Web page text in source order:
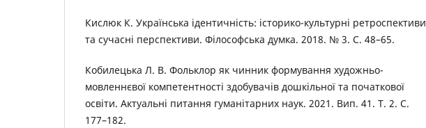
Кислюк К. Українська ідентичність: історико-культурні ретроспективи
та сучасні перспективи. Філософська думка. 2018. № 3. С. 48–65.
Кобилецька Л. В. Фольклор як чинник формування художньо-
мовленнєвої компетентності здобувачів дошкільної та початкової
освіти. Актуальні питання гуманітарних наук. 2021. Вип. 41. Т. 2. С.
177–182.